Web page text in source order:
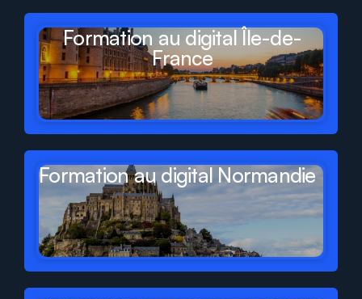
Formation au digital Île-de-
France
Formation au digital Normandie